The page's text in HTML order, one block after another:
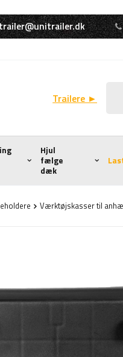
Trailere ►
Hjul
fælge
dæk
Værktøjskasser til